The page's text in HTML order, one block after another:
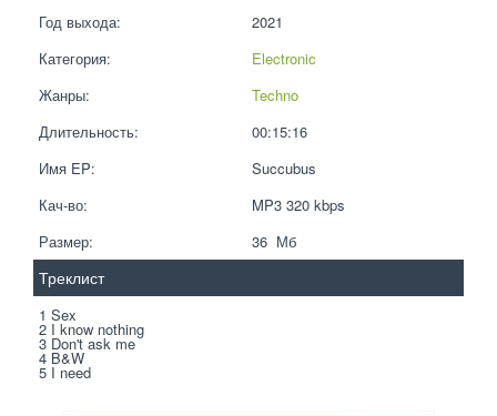
Год выхода:
2021
Категория:
Electronic
Жанры:
Techno
Длительность:
00:15:16
Имя EP:
Succubus
Кач-во:
MP3 320 kbps
Размер:
36  Мб
Треклист
1 Sex
2 I know nothing
3 Don't ask me
4 B&W
5 I need